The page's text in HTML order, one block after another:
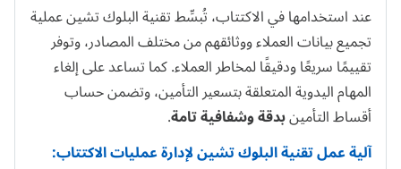
عند استخدامها في الاكتتاب، تُبسِّط تقنية البلوك تشين عملية
تجميع بيانات العملاء ووثائقهم من مختلف المصادر، وتوفر
تقييمًا سريعًا ودقيقًا لمخاطر العملاء. كما تساعد على إلغاء
المهام اليدوية المتعلقة بتسعير التأمين، وتضمن حساب
أقساط التأمينبدقة وشفافية تامة.
آلية عمل تقنية البلوك تشين لإدارة عمليات الاكتتاب: